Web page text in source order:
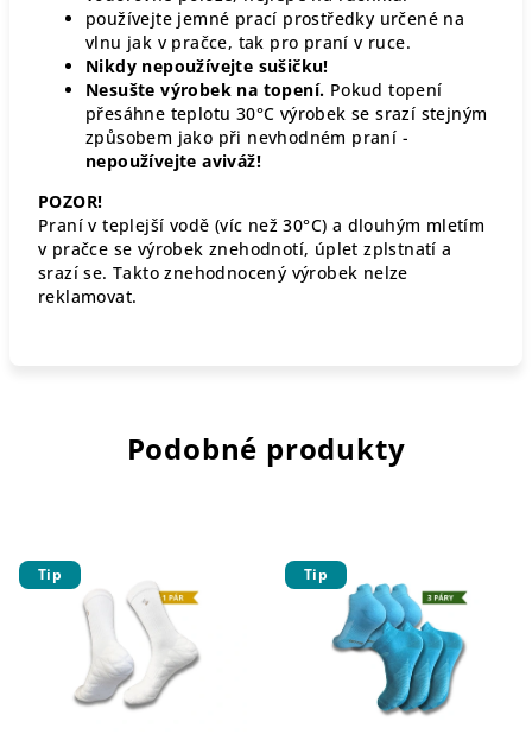
používejte jemné prací prostředky určené na
vlnu jak v pračce, tak pro praní v ruce.
Nikdy nepoužívejte sušičku!
Nesušte výrobek na topení. Pokud topení
přesáhne teplotu 30°C výrobek se srazí stejným
způsobem jako při nevhodném praní -
nepoužívejte aviváž!
POZOR!
Praní v teplejší vodě (víc než 30°C) a dlouhým mletím
v pračce se výrobek znehodnotí, úplet zplstnatí a
srazí se. Takto znehodnocený výrobek nelze
reklamovat.
Podobné produkty
Tip Tip